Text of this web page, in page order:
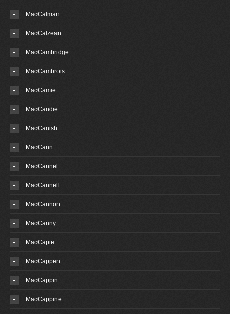
MacCalman
MacCalzean
MacCambridge
MacCambrois
MacCamie
MacCandie
MacCanish
MacCann
MacCannel
MacCannell
MacCannon
MacCanny
MacCapie
MacCappen
MacCappin
MacCappine